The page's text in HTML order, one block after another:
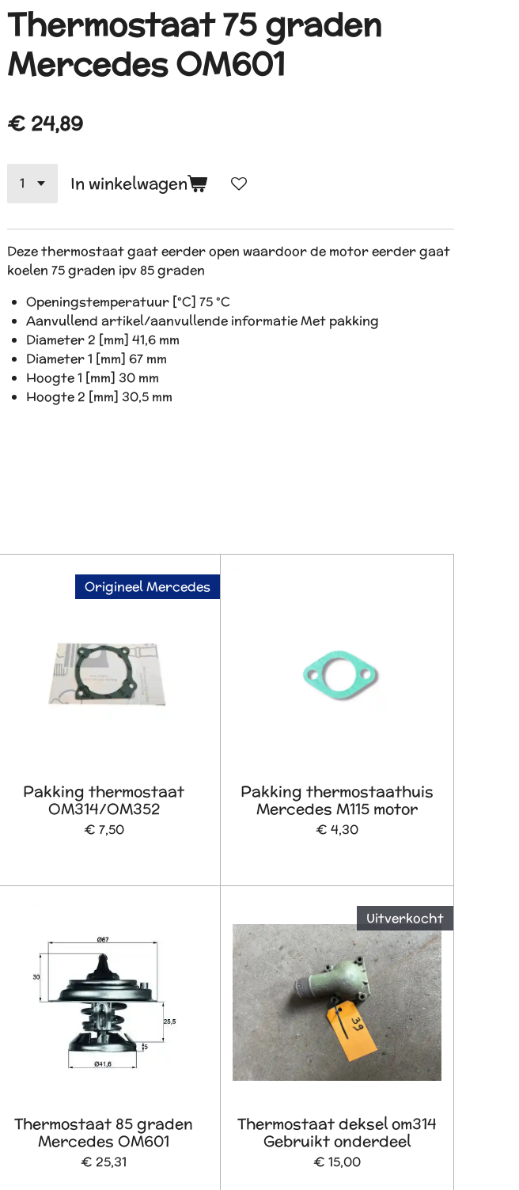
Thermostaat 75 graden
Mercedes OM601
€ 24,89
In winkelwagen
Deze thermostaat gaat eerder open waardoor de motor eerder gaat
koelen 75 graden ipv 85 graden
Openingstemperatuur [°C] 75 °C
Aanvullend artikel/aanvullende informatie Met pakking
Diameter 2 [mm] 41,6 mm
Diameter 1 [mm] 67 mm
Hoogte 1 [mm] 30 mm
Hoogte 2 [mm] 30,5 mm
Origineel Mercedes
Pakking thermostaat
OM314/OM352
€ 7,50
Pakking thermostaathuis
Mercedes M115 motor
€ 4,30
Thermostaat 85 graden
Mercedes OM601
€ 25,31
Uitverkocht
Thermostaat deksel om314
Gebruikt onderdeel
€ 15,00